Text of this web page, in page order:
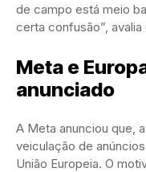
de campo está meio
certa confusão”, avalia
Meta e
anunciado
A Meta anunciou que,
veiculação de
União Europeia. O